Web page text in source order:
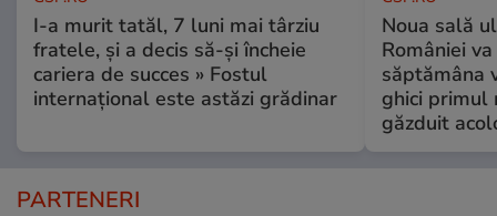
I-a murit tatăl, 7 luni mai târziu
fratele, și a decis să-și încheie
cariera de succes » Fostul
internațional este astăzi grădinar
Noua sală
României
săptămâna
ghici primul
găzduit
PARTENERI